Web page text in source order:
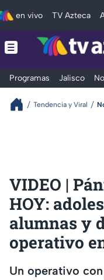
en vivo TV Azteca
Programas Jalisco
Tendencia y Viral
VIDEO |
HOY:
alumnas y
operativo
Un operativo